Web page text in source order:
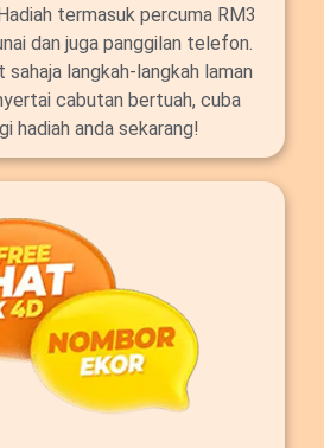
termasuk percuma RM3
dan juga panggilan telefon.
sahaja langkah-langkah laman
cabutan bertuah, cuba
hadiah anda sekarang!